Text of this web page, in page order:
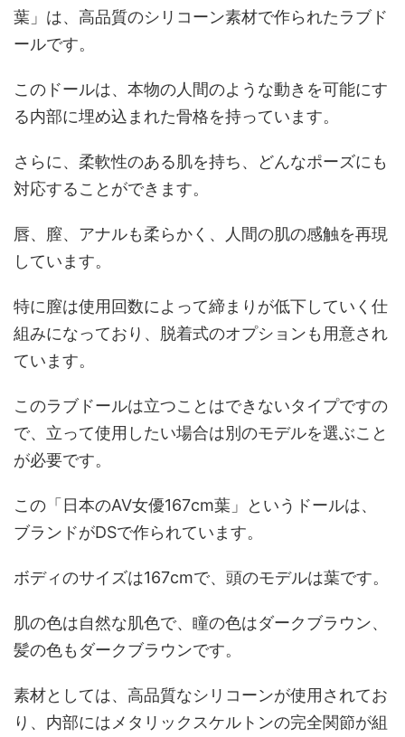
葉」は、高品質のシリコーン素材で作られたラブド
ールです。
このドールは、本物の人間のような動きを可能にす
る内部に埋め込まれた骨格を持っています。
さらに、柔軟性のある肌を持ち、どんなポーズにも
対応することができます。
唇、膣、アナルも柔らかく、人間の肌の感触を再現
しています。
特に膣は使用回数によって締まりが低下していく仕
組みになっており、脱着式のオプションも用意され
ています。
このラブドールは立つことはできないタイプですの
で、立って使用したい場合は別のモデルを選ぶこと
が必要です。
この「日本のAV女優167cm葉」というドールは、
ブランドがDSで作られています。
ボディのサイズは167cmで、頭のモデルは葉です。
肌の色は自然な肌色で、瞳の色はダークブラウン、
髪の色もダークブラウンです。
素材としては、高品質なシリコーンが使用されてお
り、内部にはメタリックスケルトンの完全関節が組